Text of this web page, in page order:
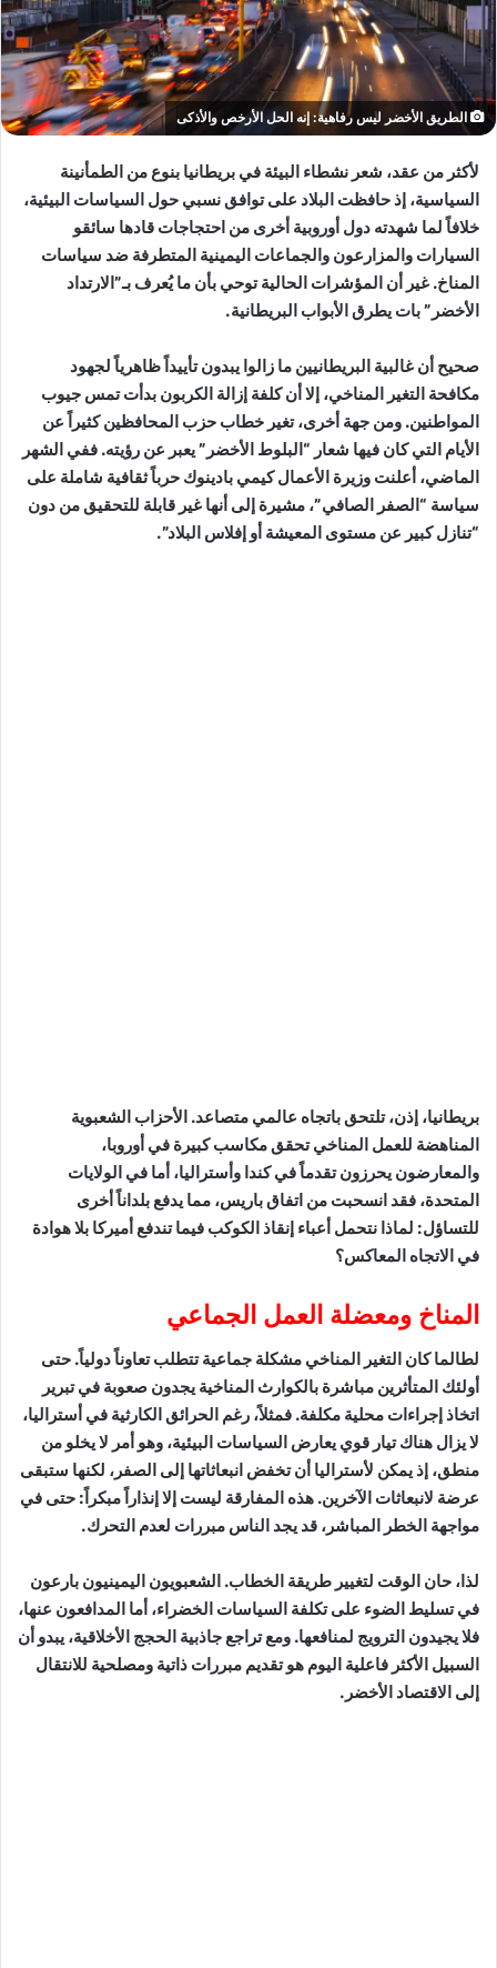
الطريق الأخضر ليس رفاهية: إنه الحل الأرخص والأذكى
لأكثر من عقد، شعر نشطاء البيئة في بريطانيا بنوع من الطمأنينة
السياسية، إذ حافظت البلاد على توافق نسبي حول السياسات البيئية،
خلافاً لما شهدته دول أوروبية أخرى من احتجاجات قادها سائقو
السيارات والمزارعون والجماعات اليمينية المتطرفة ضد سياسات
المناخ. غير أن المؤشرات الحالية توحي بأن ما يُعرف بـ”الارتداد
الأخضر” بات يطرق الأبواب البريطانية.
صحيح أن غالبية البريطانيين ما زالوا يبدون تأييداً ظاهرياً لجهود
مكافحة التغير المناخي، إلا أن كلفة إزالة الكربون بدأت تمس جيوب
المواطنين. ومن جهة أخرى، تغير خطاب حزب المحافظين كثيراً عن
الأيام التي كان فيها شعار “البلوط الأخضر” يعبر عن رؤيته. ففي الشهر
الماضي، أعلنت وزيرة الأعمال كيمي بادينوك حرباً ثقافية شاملة على
سياسة “الصفر الصافي”، مشيرة إلى أنها غير قابلة للتحقيق من دون
“تنازل كبير عن مستوى المعيشة أو إفلاس البلاد”.
بريطانيا، إذن، تلتحق باتجاه عالمي متصاعد. الأحزاب الشعبوية
المناهضة للعمل المناخي تحقق مكاسب كبيرة في أوروبا،
والمعارضون يحرزون تقدماً في كندا وأستراليا، أما في الولايات
المتحدة، فقد انسحبت من اتفاق باريس، مما يدفع بلداناً أخرى
للتساؤل: لماذا نتحمل أعباء إنقاذ الكوكب فيما تندفع أميركا بلا هوادة
في الاتجاه المعاكس؟
المناخ ومعضلة العمل الجماعي
لطالما كان التغير المناخي مشكلة جماعية تتطلب تعاوناً دولياً. حتى
أولئك المتأثرين مباشرة بالكوارث المناخية يجدون صعوبة في تبرير
اتخاذ إجراءات محلية مكلفة. فمثلاً، رغم الحرائق الكارثية في أستراليا،
لا يزال هناك تيار قوي يعارض السياسات البيئية، وهو أمر لا يخلو من
منطق، إذ يمكن لأستراليا أن تخفض انبعاثاتها إلى الصفر، لكنها ستبقى
عرضة لانبعاثات الآخرين. هذه المفارقة ليست إلا إنذاراً مبكراً: حتى في
مواجهة الخطر المباشر، قد يجد الناس مبررات لعدم التحرك.
لذا، حان الوقت لتغيير طريقة الخطاب. الشعبويون اليمينيون بارعون
في تسليط الضوء على تكلفة السياسات الخضراء، أما المدافعون عنها،
فلا يجيدون الترويج لمنافعها. ومع تراجع جاذبية الحجج الأخلاقية، يبدو أن
السبيل الأكثر فاعلية اليوم هو تقديم مبررات ذاتية ومصلحية للانتقال
إلى الاقتصاد الأخضر.